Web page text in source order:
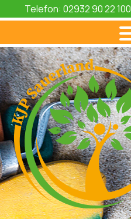
Telefon: 02932 90 22 100